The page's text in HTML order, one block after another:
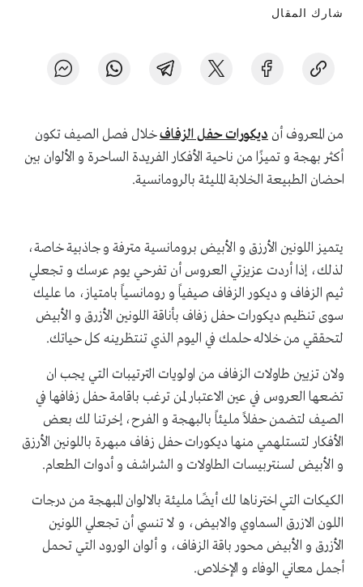
شارك المقال
من المعروف أن ديكورات حفل الزفافخلال فصل الصيف تكون
أكثر بهجة و تميزًا من ناحية الأفكار الفريدة الساحرة و الألوان بين
احضان الطبيعة الخلابة المليئة بالرومانسية.
يتميز اللونين الأرزق و الأبيض برومانسية مترفة و جاذبية خاصة،
لذلك، إذا أردت عزيزتي العروس أن تفرحي يوم عرسك و تجعلي
ثيم الزفاف و ديكور الزفاف صيفياً و رومانسياً بامتياز، ما عليك
سوى تنظيم ديكورات حفل زفاف بأناقة اللونين الأزرق و الأبيض
لتحققي من خلاله حلمك في اليوم الذي تنتظرينه كل حياتك.
ولان تزيين طاولات الزفاف من اولويات الترتيبات التي يجب ان
تضعها العروس في عين الاعتبار لمن ترغب باقامة حفل زفافها في
الصيف لتضمن حفلاً مليئاً بالبهجة و الفرح، إخرتنا لك بعض
الأفكار لتستلهمي منها ديكورات حفل زفاف مبهرة باللونين الأرزق
و الأبيض لسنتربيسات الطاولات و الشراشف و أدوات الطعام.
الكيكات التي اخترناها لك أيضًا مليئة بالالوان المبهجة من درجات
اللون الازرق السماوي والابيض، و لا تنسي أن تجعلي اللونين
الأزرق و الأبيض محور باقة الزفاف، و ألوان الورود التي تحمل
أجمل معاني الوفاء و الإخلاص.